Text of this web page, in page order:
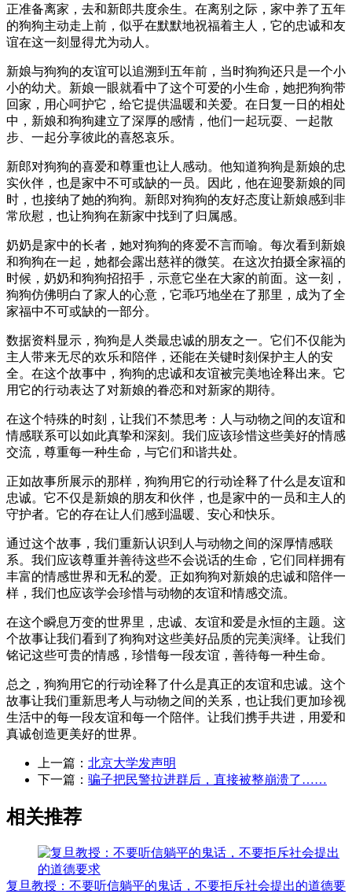
正准备离家，去和新郎共度余生。在离别之际，家中养了五年
的狗狗主动走上前，似乎在默默地祝福着主人，它的忠诚和友
谊在这一刻显得尤为动人。
新娘与狗狗的友谊可以追溯到五年前，当时狗狗还只是一个小
小的幼犬。新娘一眼就看中了这个可爱的小生命，她把狗狗带
回家，用心呵护它，给它提供温暖和关爱。在日复一日的相处
中，新娘和狗狗建立了深厚的感情，他们一起玩耍、一起散
步、一起分享彼此的喜怒哀乐。
新郎对狗狗的喜爱和尊重也让人感动。他知道狗狗是新娘的忠
实伙伴，也是家中不可或缺的一员。因此，他在迎娶新娘的同
时，也接纳了她的狗狗。新郎对狗狗的友好态度让新娘感到非
常欣慰，也让狗狗在新家中找到了归属感。
奶奶是家中的长者，她对狗狗的疼爱不言而喻。每次看到新娘
和狗狗在一起，她都会露出慈祥的微笑。在这次拍摄全家福的
时候，奶奶和狗狗招招手，示意它坐在大家的前面。这一刻，
狗狗仿佛明白了家人的心意，它乖巧地坐在了那里，成为了全
家福中不可或缺的一部分。
数据资料显示，狗狗是人类最忠诚的朋友之一。它们不仅能为
主人带来无尽的欢乐和陪伴，还能在关键时刻保护主人的安
全。在这个故事中，狗狗的忠诚和友谊被完美地诠释出来。它
用它的行动表达了对新娘的眷恋和对新家的期待。
在这个特殊的时刻，让我们不禁思考：人与动物之间的友谊和
情感联系可以如此真挚和深刻。我们应该珍惜这些美好的情感
交流，尊重每一种生命，与它们和谐共处。
正如故事所展示的那样，狗狗用它的行动诠释了什么是友谊和
忠诚。它不仅是新娘的朋友和伙伴，也是家中的一员和主人的
守护者。它的存在让人们感到温暖、安心和快乐。
通过这个故事，我们重新认识到人与动物之间的深厚情感联
系。我们应该尊重并善待这些不会说话的生命，它们同样拥有
丰富的情感世界和无私的爱。正如狗狗对新娘的忠诚和陪伴一
样，我们也应该学会珍惜与动物的友谊和情感交流。
在这个瞬息万变的世界里，忠诚、友谊和爱是永恒的主题。这
个故事让我们看到了狗狗对这些美好品质的完美演绎。让我们
铭记这些可贵的情感，珍惜每一段友谊，善待每一种生命。
总之，狗狗用它的行动诠释了什么是真正的友谊和忠诚。这个
故事让我们重新思考人与动物之间的关系，也让我们更加珍视
生活中的每一段友谊和每一个陪伴。让我们携手共进，用爱和
真诚创造更美好的世界。​
上一篇： 北京大学发声明
下一篇： 骗子把民警拉进群后，直接被整崩溃了……
相关推荐
复旦教授：不要听信躺平的鬼话，不要拒斥社会提出的道德要